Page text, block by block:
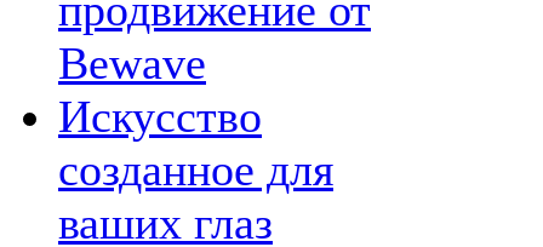
Bewave
Искусство
созданное для
ваших глаз